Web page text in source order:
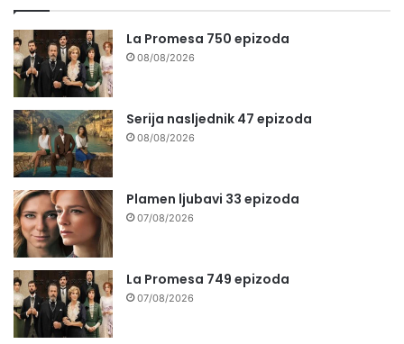
La Promesa 750 epizoda
08/08/2026
Serija nasljednik 47 epizoda
08/08/2026
Plamen ljubavi 33 epizoda
07/08/2026
La Promesa 749 epizoda
07/08/2026